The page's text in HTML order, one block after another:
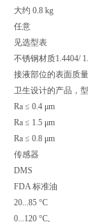
大约 0.8 kg
任意
见选型表
不锈钢材质1.4404/
接液部位的表面质
卫生设计的产品，
Ra ≤ 0.4 μm
Ra ≤ 1.5 μm
Ra ≤ 0.8 μm
传感器
DMS
FDA 标准油
20...85 °C
0...120 °C,